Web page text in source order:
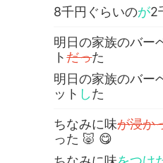
8千円ぐらいのが2
明日の家族のバー
トだった
明日の家族のバー
ット した
ちなみに味が浸か
った 🐷 😋